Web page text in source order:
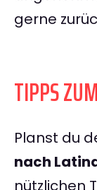
gerne
TIPPS
Planst du
nach